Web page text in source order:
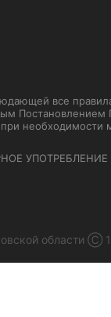
все
Постановлением
области Ⓒ